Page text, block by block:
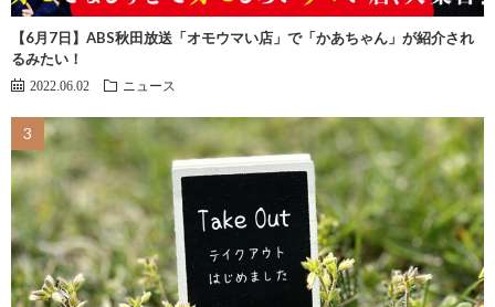
【6月7日】ABS秋田放送「オモウマい店」で「かあちゃん」が紹介され
るみたい！
2022.06.02 ニュース